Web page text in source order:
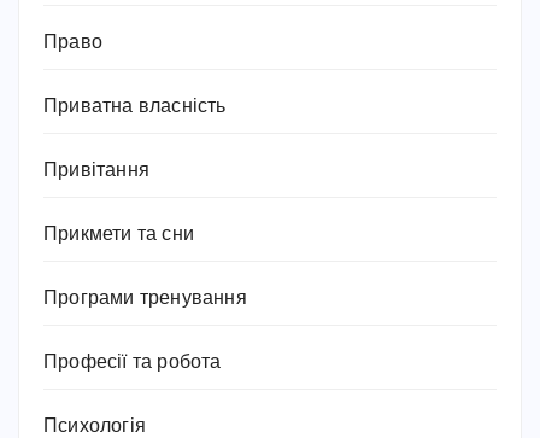
Право
Приватна власність
Привітання
Прикмети та сни
Програми тренування
Професії та робота
Психологія